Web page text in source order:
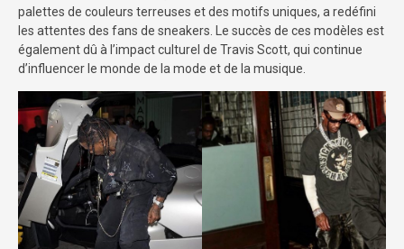
palettes de couleurs terreuses et des motifs uniques, a redéfini
les attentes des fans de sneakers. Le succès de ces modèles est
également dû à l’impact culturel de Travis Scott, qui continue
d’influencer le monde de la mode et de la musique.